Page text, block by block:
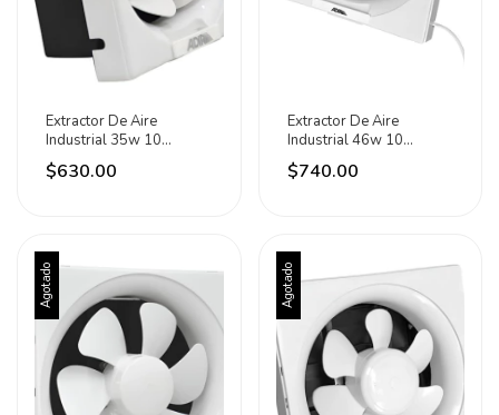
Extractor De Aire
Industrial 35w 10
Pulgadas Adir
$630.00
Extractor De Aire
Industrial 46w 10
Pulgadas Adir
$740.00
Agotado Agotado